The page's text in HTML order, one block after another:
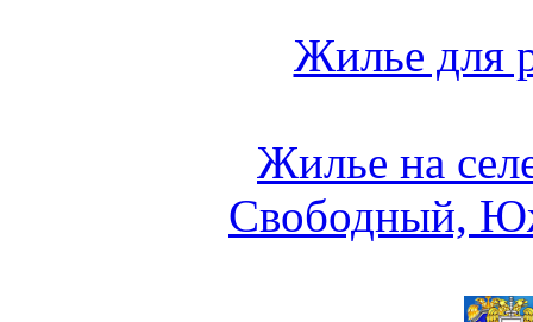
Жилье для
Жилье на
Свободный,